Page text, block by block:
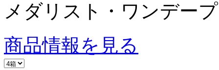
メダリスト・ワンデー
商品情報を見る